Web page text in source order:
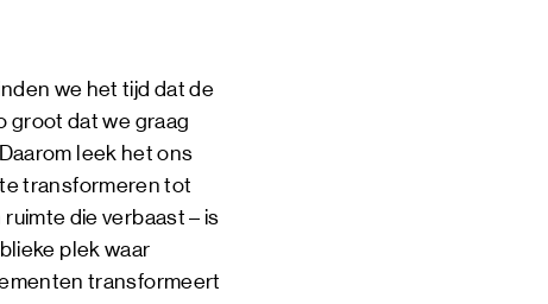
we het tijd dat de
groot dat we graag
leek het ons
transformeren tot
die verbaast – is
plek waar
transformeert